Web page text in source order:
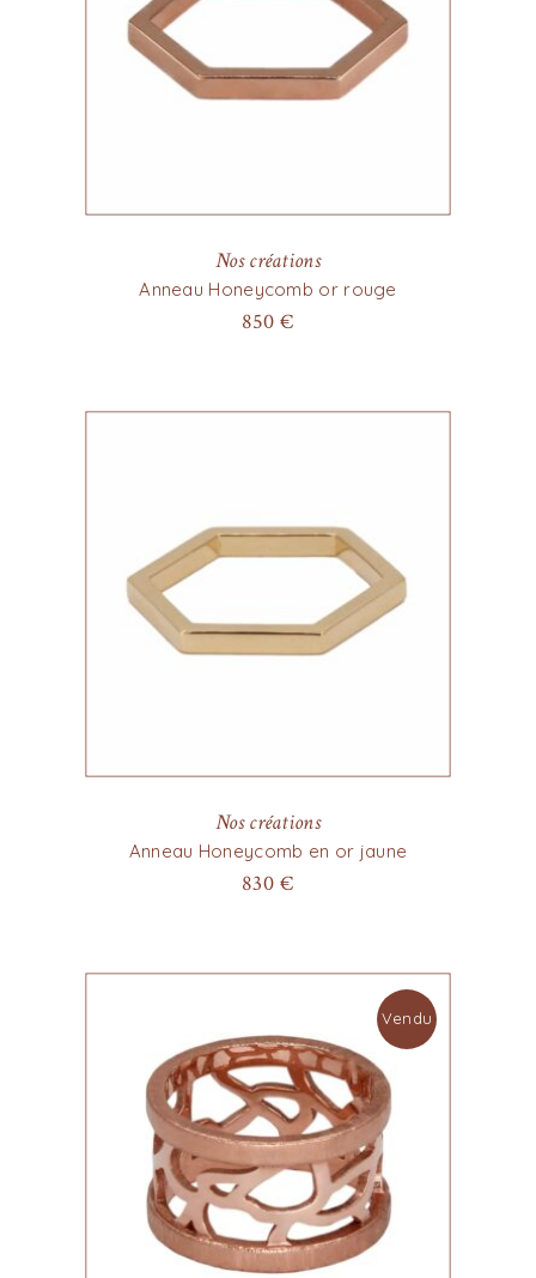
Nos créations
Anneau Honeycomb or rouge
850€
Nos créations
Anneau Honeycomb en or jaune
830 €
Vendu